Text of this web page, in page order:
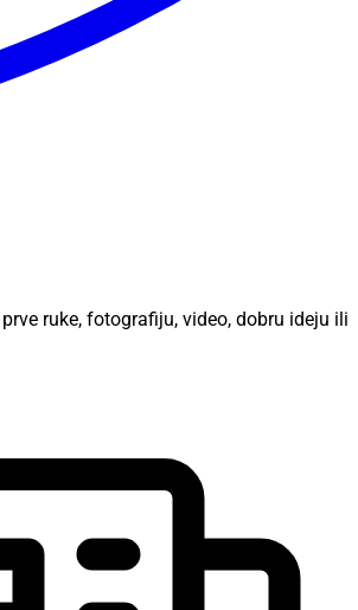
ruke, fotografiju, video, dobru ideju ili